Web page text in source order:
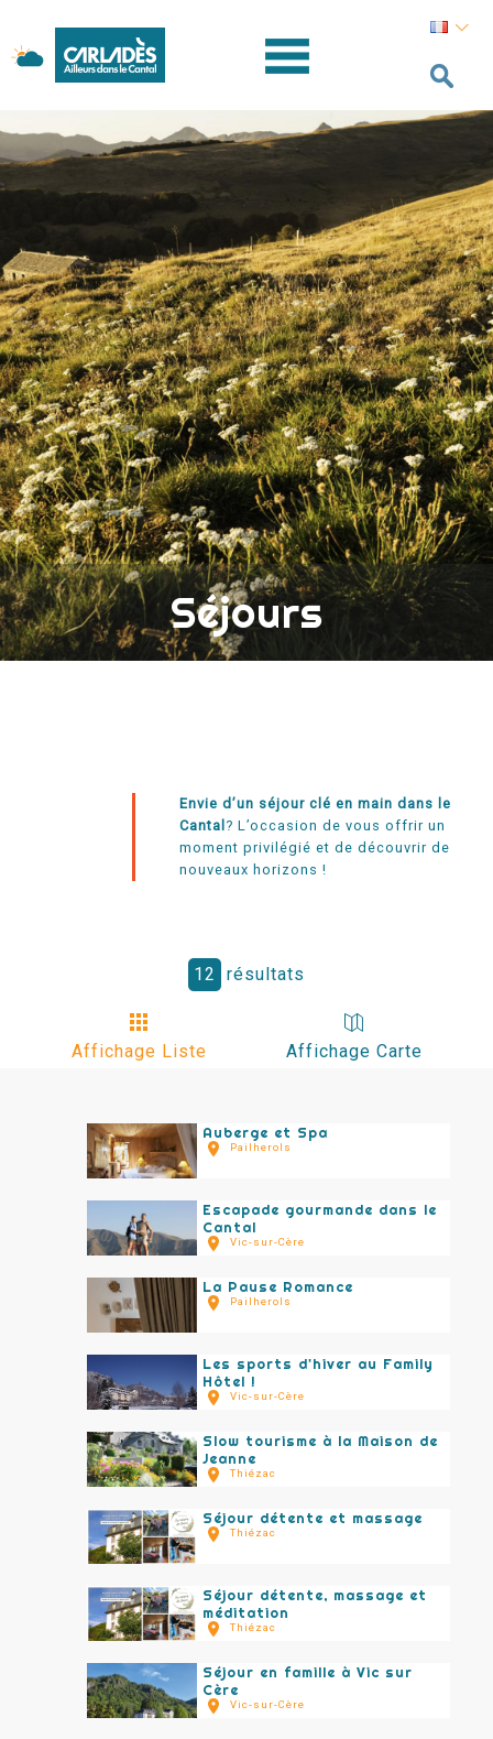
Séjours
Envie d’un séjour clé en main dans le
Cantal ? L’occasion de vous offrir un
moment privilégié et de découvrir de
nouveaux horizons !
12 résultats
Affichage Liste Affichage Carte
Auberge et Spa
Pailherols
Escapade gourmande dans le
Cantal
Vic-sur-Cère
La Pause Romance
Pailherols
Les sports d'hiver au Family
Hôtel !
Vic-sur-Cère
Slow tourisme à la Maison de
Jeanne
Thiézac
Séjour détente et massage
Thiézac
Séjour détente, massage et
méditation
Thiézac
Séjour en famille à Vic sur
Cère
Vic-sur-Cère